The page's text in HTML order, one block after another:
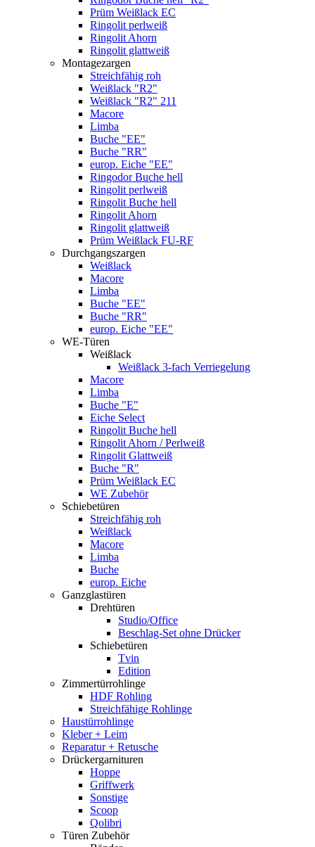
Prüm Weißlack EC
Ringolit perlweiß
Ringolit Ahorn
Ringolit glattweiß
Montagezargen
Streichfähig roh
Weißlack "R2"
Weißlack "R2" 211
Macore
Limba
Buche "EE"
Buche "RR"
europ. Eiche "EE"
Ringodor Buche hell
Ringolit perlweiß
Ringolit Buche hell
Ringolit Ahorn
Ringolit glattweiß
Prüm Weißlack FU-RF
Durchgangszargen
Weißlack
Macore
Limba
Buche "EE"
Buche "RR"
europ. Eiche "EE"
WE-Türen
Weißlack
Weißlack 3-fach Verriegelung
Macore
Limba
Buche "E"
Eiche Select
Ringolit Buche hell
Ringolit Ahorn / Perlweiß
Ringolit Glattweiß
Buche "R"
Prüm Weißlack EC
WE Zubehör
Schiebetüren
Streichfähig roh
Weißlack
Macore
Limba
Buche
europ. Eiche
Ganzglastüren
Drehtüren
Studio/Office
Beschlag-Set ohne Drücker
Schiebetüren
Tvin
Edition
Zimmertürrohlinge
HDF Rohling
Streichfähige Rohlinge
Haustürrohlinge
Kleber + Leim
Reparatur + Retusche
Drückergarnituren
Hoppe
Griffwerk
Sonstige
Scoop
Qolibri
Türen Zubehör